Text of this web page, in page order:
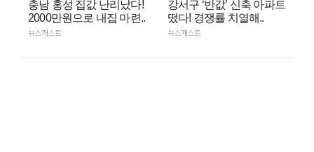
충남 홍성 집값 난리났다!
2000만원으로 내집 마련..
뉴스캐스트
강서구 ‘반값’ 신축 아파트
떴다! 경쟁률 치열해..
뉴스캐스트